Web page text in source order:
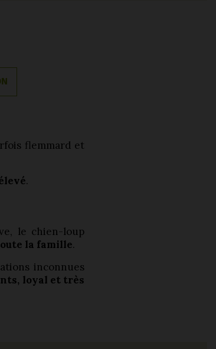
flemmard et
.
le chien-loup
la famille.
inconnues
loyal et très